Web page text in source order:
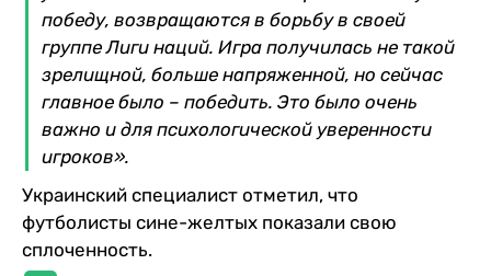
победу, возвращаются в борьбу в своей
группе Лиги наций. Игра получилась не такой
зрелищной, больше напряженной, но сейчас
главное было – победить. Это было очень
важно и для психологической уверенности
игроков».
Украинский специалист отметил, что
футболисты сине-желтых показали свою
сплоченность.